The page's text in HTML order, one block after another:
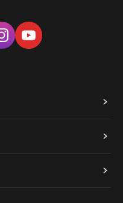
instagramyoutube